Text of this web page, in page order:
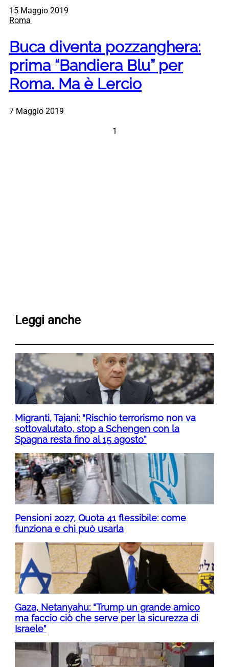
15 Maggio 2019
Roma
Buca diventa pozzanghera:
prima “Bandiera Blu” per
Roma. Ma è Lercio
7 Maggio 2019
1
Leggi anche
Migranti, Tajani: “Rischio terrorismo non va
sottovalutato, stop a Schengen con la
Spagna resta fino al 15 agosto”
Pensioni 2027, Quota 41 flessibile: come
funziona e chi può usarla
Gaza, Netanyahu: “Trump un grande amico
ma faccio ciò che serve per la sicurezza di
Israele”